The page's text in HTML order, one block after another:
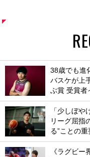
38歳でも進
バスケが上
ぶ賞 受賞者
「少しぼ
リーグ屈指
る”ことの重
《ラグビ